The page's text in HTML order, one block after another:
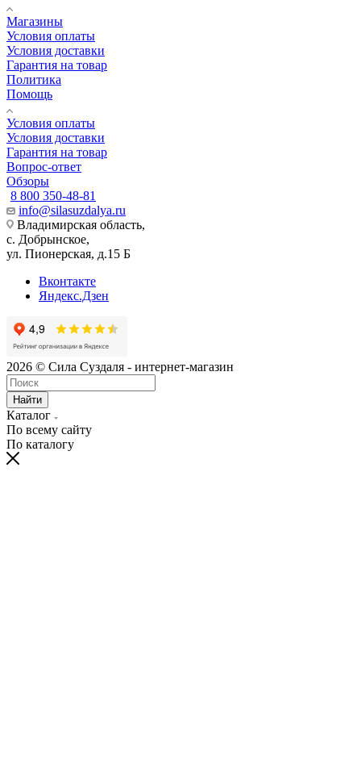
Магазины
Условия оплаты
Условия доставки
Гарантия на товар
Политика
Помощь
Условия оплаты
Условия доставки
Гарантия на товар
Вопрос-ответ
Обзоры
8 800 350-48-81
info@silasuzdalya.ru
Владимирская область,
с. Добрынское,
ул. Пионерская, д.15 Б
Вконтакте
Яндекс.Дзен
2026 © Сила Суздаля - интернет-магазин
Найти
Каталог
По всему сайту
По каталогу